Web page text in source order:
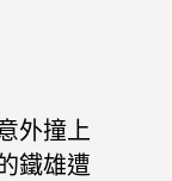
外撞上
鐵雄遭